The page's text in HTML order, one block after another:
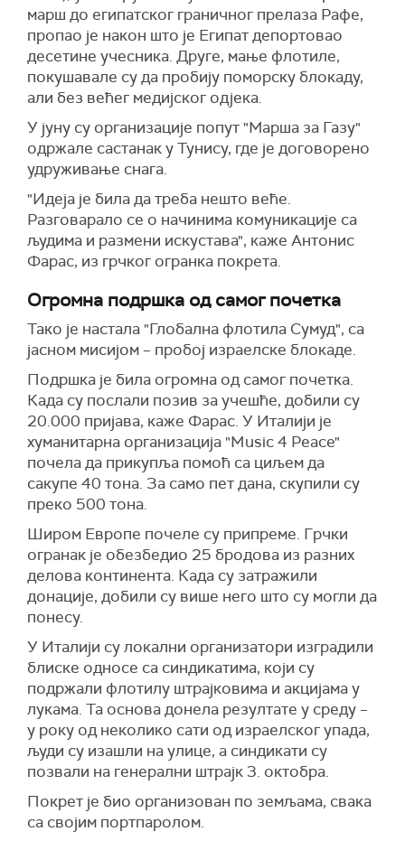
марш до египатског граничног прелаза Рафе,
пропао је након што је Египат депортовао
десетине учесника. Друге, мање флотиле,
покушавале су да пробију поморску блокаду,
али без већег медијског одјека.
У јуну су организације попут "Марша за Газу"
одржале састанак у Тунису, где је договорено
удруживање снага.
"Идеја је била да треба нешто веће.
Разговарало се о начинима комуникације са
људима и размени искустава", каже Антонис
Фарас, из грчког огранка покрета.
Огромна подршка од самог почетка
Тако је настала "Глобална флотила Сумуд", са
јасном мисијом – пробој израелске блокаде.
Подршка је била огромна од самог почетка.
Када су послали позив за учешће, добили су
20.000 пријава, каже Фарас. У Италији је
хуманитарна организација "Music 4 Peace"
почела да прикупља помоћ са циљем да
сакупе 40 тона. За само пет дана, скупили су
преко 500 тона.
Широм Европе почеле су припреме. Грчки
огранак је обезбедио 25 бродова из разних
делова континента. Када су затражили
донације, добили су више него што су могли да
понесу.
У Италији су локални организатори изградили
блиске односе са синдикатима, који су
подржали флотилу штрајковима и акцијама у
лукама. Та основа донела резултате у среду –
у року од неколико сати од израелског упада,
људи су изашли на улице, а синдикати су
позвали на генерални штрајк 3. октобра.
Покрет је био организован по земљама, свака
са својим портпаролом.